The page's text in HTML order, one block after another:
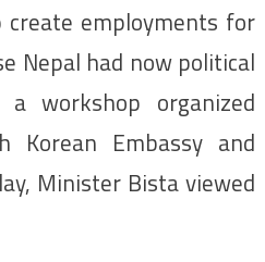
employments for
Nepal had now political
a workshop organized
Embassy and
Minister Bista viewed